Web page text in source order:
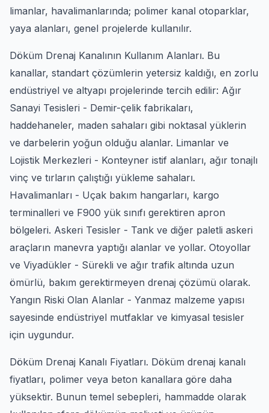
limanlar, havalimanlarında; polimer kanal otoparklar,
yaya alanları, genel projelerde kullanılır.
Döküm Drenaj Kanalının Kullanım Alanları. Bu
kanallar, standart çözümlerin yetersiz kaldığı, en zorlu
endüstriyel ve altyapı projelerinde tercih edilir: Ağır
Sanayi Tesisleri - Demir-çelik fabrikaları,
haddehaneler, maden sahaları gibi noktasal yüklerin
ve darbelerin yoğun olduğu alanlar. Limanlar ve
Lojistik Merkezleri - Konteyner istif alanları, ağır tonajlı
vinç ve tırların çalıştığı yükleme sahaları.
Havalimanları - Uçak bakım hangarları, kargo
terminalleri ve F900 yük sınıfı gerektiren apron
bölgeleri. Askeri Tesisler - Tank ve diğer paletli askeri
araçların manevra yaptığı alanlar ve yollar. Otoyollar
ve Viyadükler - Sürekli ve ağır trafik altında uzun
ömürlü, bakım gerektirmeyen drenaj çözümü olarak.
Yangın Riski Olan Alanlar - Yanmaz malzeme yapısı
sayesinde endüstriyel mutfaklar ve kimyasal tesisler
için uygundur.
Döküm Drenaj Kanalı Fiyatları. Döküm drenaj kanalı
fiyatları, polimer veya beton kanallara göre daha
yüksektir. Bunun temel sebepleri, hammadde olarak